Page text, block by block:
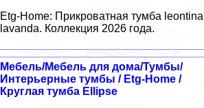
Etg-Home: Прикроватная тумба leontina
lavanda. Коллекция 2026 года.
Мебель/Мебель для дома/Тумбы/
Интерьерные тумбы / Etg-Home /
Круглая тумба Ellipse